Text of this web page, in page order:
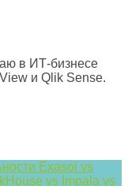
в ИТ-бизнесе
и Qlik Sense.